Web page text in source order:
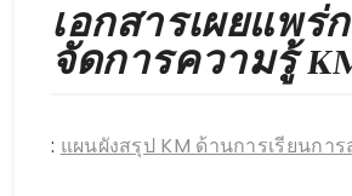
เอกสารเผยแพร่
จัดการความรู้
: แผนผังสรุป KM ด้านการเรียนกา